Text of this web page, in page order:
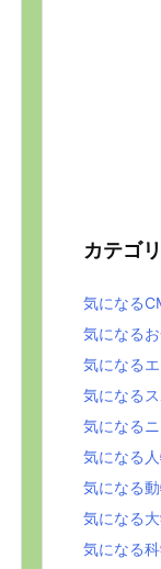
カテゴ
気になる
気になる
気になる
気になる
気になる
気になる
気になる
気になる
気になる